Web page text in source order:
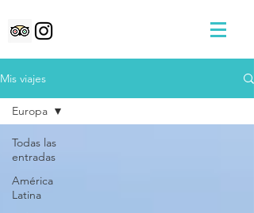
Mis viajes
Todas las
entradas
América
Latina
Europa